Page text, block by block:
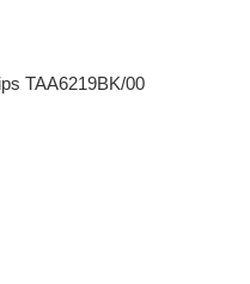
TAA6219BK/00